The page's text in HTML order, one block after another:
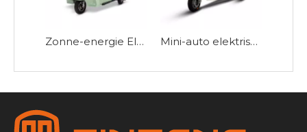
Zonne-energie Elektrische passagiersdriewieler-HY Mini-auto elektrische passagiersdriewieler-ZC